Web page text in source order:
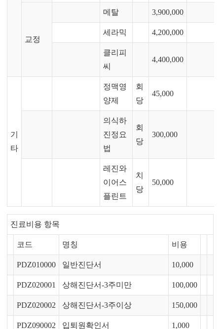
교정
메탈 3,900,000
세라믹 4,200,000
클리피
씨
4,400,000
기
타
정맥영
양제
회
당
45,000
의식하
진정요
법
회
당
300,000
레진와
이어스
플린트
치
당
50,000
진료비용 항목
코드 명칭 비용
PDZ010000 일반진단서 10,000
PDZ020001 상해진단서-3주미만 100,000
PDZ020002 상해진단서-3주이상 150,000
PDZ090002 입퇴원확인서 1,000